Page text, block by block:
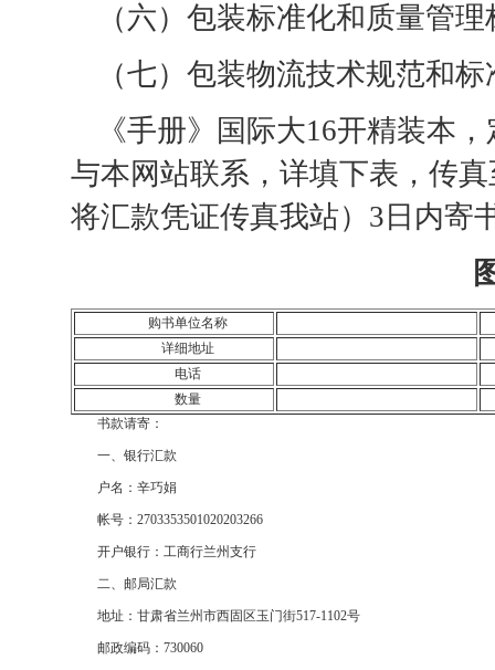
（六）包装标准化和质量管
（七）包装物流技术规范和标
《手册》国际大16开精装本
与本网站联系，详填下表，传
将汇款凭证传真我站）3日内寄
购书单位名称
详细地址
电话
数量
书款请寄：
一、银行汇款
户名：辛巧娟
帐号：2703353501020203266
开户银行：工商行兰州支行
二、邮局汇款
地址：甘肃省兰州市西固区玉门街517-1102号
邮政编码：730060